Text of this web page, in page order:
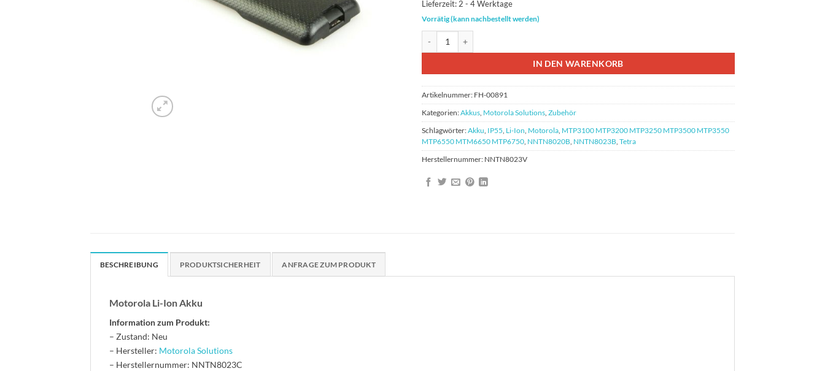
Lieferzeit:2 - 4 Werktage
Vorrätig (kann nachbestellt werden)
IN DEN WARENKORB
Artikelnummer: FH-00891
Kategorien:Akkus Motorola Solutions Zubehör
Schlagwörter:Akku IP55 Li-Ion Motorola MTP3100 MTP3200 MTP3250 MTP3500 MTP3550
MTP6550 MTM6650 MTP6750 NNTN8020B NNTN8023B Tetra
Herstellernummer: NNTN8023V
BESCHREIBUNG PRODUKTSICHERHEIT ANFRAGE ZUM PRODUKT
Motorola Li-Ion Akku
Information zum Produkt:
– Zustand: Neu
– Hersteller: Motorola Solutions
– Herstellernummer: NNTN8023C